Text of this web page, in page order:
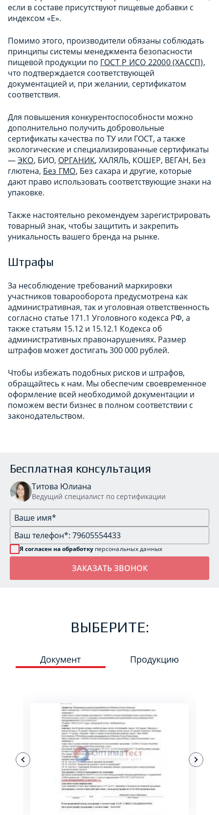
если в составе присутствуют пищевые добавки с
индексом «Е».
Помимо этого, производители обязаны соблюдать
принципы системы менеджмента безопасности
пищевой продукции по ГОСТ Р ИСО 22000 (ХАССП),
что подтверждается соответствующей
документацией и, при желании, сертификатом
соответствия.
Для повышения конкурентоспособности можно
дополнительно получить добровольные
сертификаты качества по ТУ или ГОСТ, а также
экологические и специализированные сертификаты
—ЭКО, БИО, ОРГАНИК, ХАЛЯЛЬ, КОШЕР, ВЕГАН, Без
глютена, Без ГМО, Без сахара и другие, которые
дают право использовать соответствующие знаки на
упаковке.
Также настоятельно рекомендуем зарегистрировать
товарный знак, чтобы защитить и закрепить
уникальность вашего бренда на рынке.
Штрафы
За несоблюдение требований маркировки
участников товарооборота предусмотрена как
административная, так и уголовная ответственность
согласно статье 171.1 Уголовного кодекса РФ, а
также статьям 15.12 и 15.12.1 Кодекса об
административных правонарушениях. Размер
штрафов может достигать 300 000 рублей.
Чтобы избежать подобных рисков и штрафов,
обращайтесь к нам. Мы обеспечим своевременное
оформление всей необходимой документации и
поможем вести бизнес в полном соответствии с
законодательством.
Бесплатная консультация
Титова Юлиана
Ведущий специалист по сертификации
Я согласен на обработку персональных данных
ВЫБЕРИТЕ:
Документ Продукцию
ПОДРОБНЕЕ